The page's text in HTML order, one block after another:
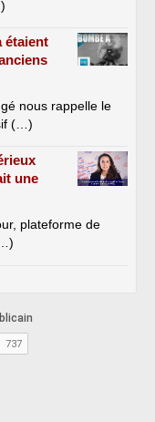
étaient
nous rappelle le
(…)
une
plateforme de